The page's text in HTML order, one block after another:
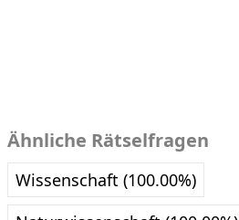
Ähnliche Rätselfragen
Wissenschaft (100.00%)